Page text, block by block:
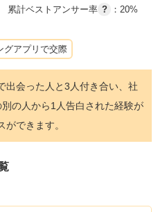
累計ベストアンサー率 ?
：20%
グアプリで交際
出会った人と3人付き合い、社
の人から1人告白された経験が
できます。